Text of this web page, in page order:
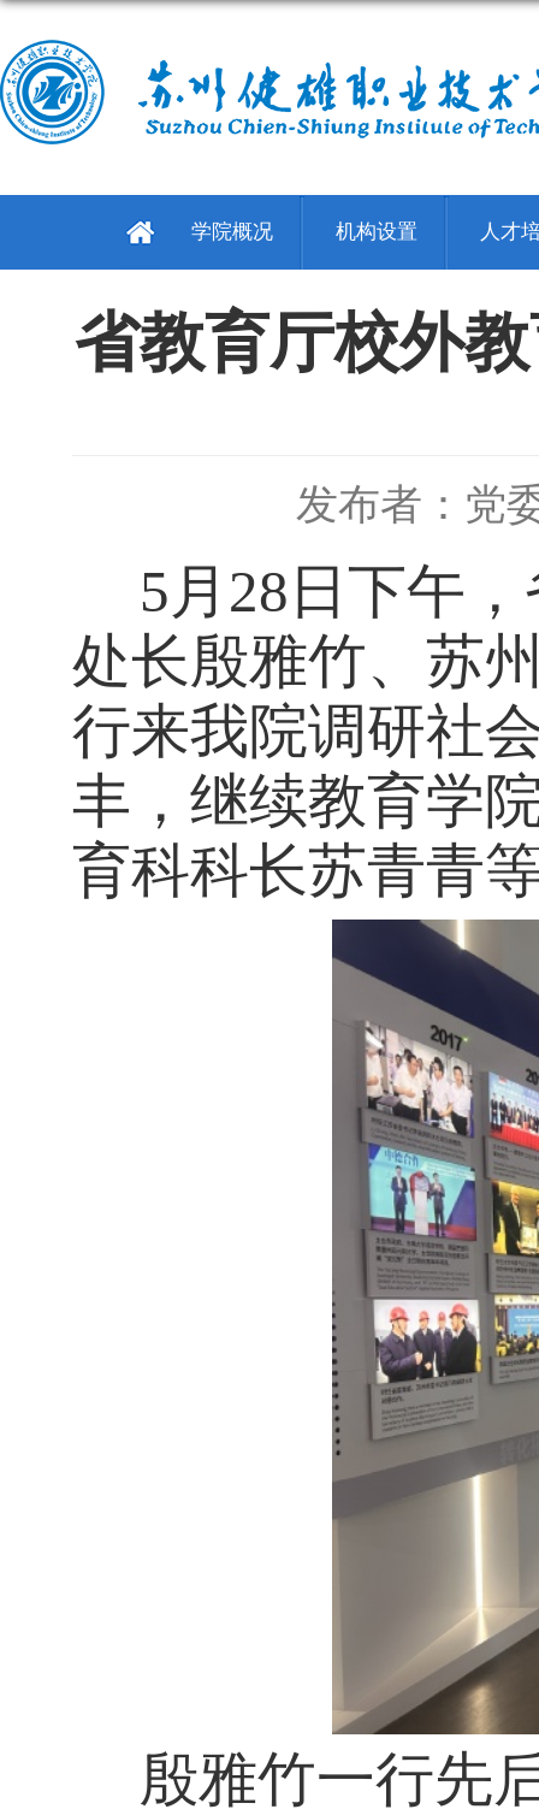
学院概况 机构设置 人才
省教育厅校外
发布者：党
5月28日下午
处长殷雅竹、苏
行来我院调研社
丰，继续教育学
育科科长苏青青
殷雅竹一行先